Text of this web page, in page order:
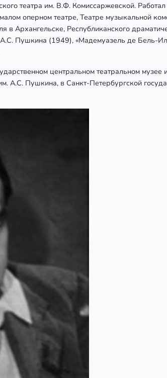
театра им. В.Ф. Комиссаржевской.
оперном театре, Театре музыкальной
Архангельске, Республиканского
А.С. Пушкина (1949), «Мадемуазель де Бель-
центральном театральном музее
А.С. Пушкина, в Санкт-Петербургской